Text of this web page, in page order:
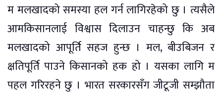
म मलखादको समस्या हल गर्न लागिरहेको छु । त्यसैले
आमकिसानलाई विश्वास दिलाउन चाहन्छु कि अब
मलखादको आपूर्ति सहज हुन्छ । मल, बीउबिजन र
क्षतिपूर्ति पाउने किसानको हक हो । यसका लागि म
पहल गरिरहने छु । भारत सरकारसँग जीटूजी सम्झौता